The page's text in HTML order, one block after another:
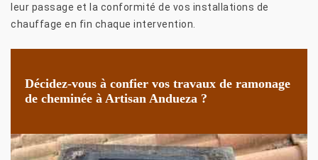
leur passage et la conformité de vos installations de
chauffage en fin chaque intervention.
Décidez-vous à confier vos travaux de ramonage
de cheminée à Artisan Andueza ?